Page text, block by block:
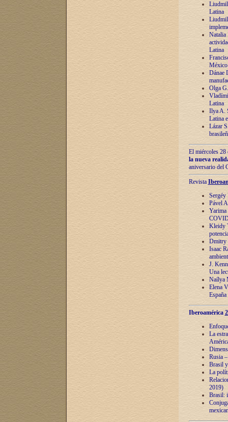
Latina
Natalia
Latina
México
Dánae
Olga
Latina
Ilya A.
Latina
Lázar
El miércoles 28
la nueva
aniversario del
Revista
Sergéy
Pável
Yarima
Kleidy
Dmitry
Isaac
J.
Una
Naílya
Elena
España
Iberoamérica
La
Rusia
Brasil
La
2019)
Brasil: